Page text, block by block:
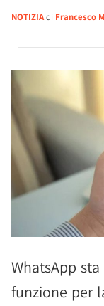
NOTIZIAdi Francesco
WhatsApp
funzione per